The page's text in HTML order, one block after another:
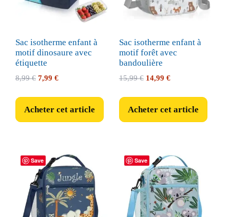
Sac isotherme enfant à
motif dinosaure avec
étiquette
8,99€ Le
était :
8,99 €.
7,99 €Le
est :
7,99 €.
Acheter cet article
Sac isotherme enfant à
motif forêt avec
bandoulière
15,99€ Le
était :
15,99 €.
14,99 €Le
est :
14,99 €.
Acheter cet article
Save Save